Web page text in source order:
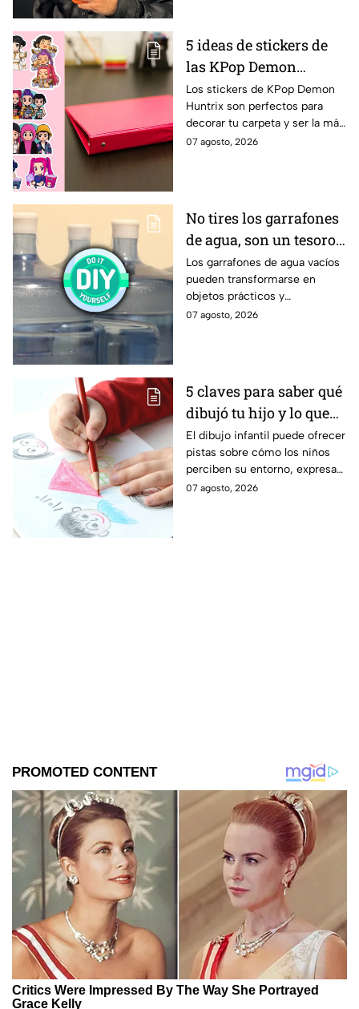
5 ideas de stickers de
las KPop Demon
Huntrix para decorar
una carpeta este
regreso a clases
Los stickers de KPop Demon
Huntrix son perfectos para
decorar tu carpeta y ser la más
cool en este regreso a clases.
07 agosto, 2026
No tires los garrafones
de agua, son un tesoro:
5 ideas para
reutilizarlos dentro del
hogar
Los garrafones de agua vacíos
pueden transformarse en
objetos prácticos y
decorativos para la casa,
07 agosto, 2026
5 claves para saber qué
dibujó tu hijo y lo que
significa
El dibujo infantil puede ofrecer
pistas sobre cómo los niños
perciben su entorno, expresan
emociones y desarrollan su
07 agosto, 2026